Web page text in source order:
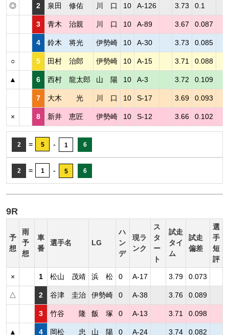
◎ 2 泉田 修佑 川 口 10 A-126 3.73 0.1
3 青木 治親 川 口 10 A-89 3.67 0.087
4 鈴木 将光 伊勢崎 10 A-30 3.73 0.085
○ 5 田村 治郎 伊勢崎 10 A-15 3.71 0.088
▲ 6 西村 龍太郎 山 陽 10 A-3 3.72 0.109
7 大木 光 川 口 10 S-17 3.69 0.093
× 8 新井 恵匠 伊勢崎 10 S-12 3.66 0.102
2 = 5 - 1 6
2 = 1 - 5 6
9R
予
想
雨
予
想
車
番
選手名 LG
ハ
ン
デ
現ラ
ンク
ス
タ
ー
ト
試走
タイ
ム
試走
偏差
選
手
短
評
× 1 松山 茂靖 浜 松 0 A-17 3.79 0.073
△ 2 谷津 圭治 伊勢崎 0 A-38 3.76 0.089
3 竹谷 隆 飯 塚 0 A-13 3.71 0.098
▲ 4 岡松 忠 山 陽 0 A-24 3.74 0.082